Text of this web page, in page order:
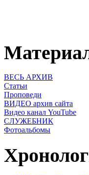
ВЕСЬ АРХИВ
Статьи
Проповеди
ВИДЕО архив сайта
Видео канал YouTube
СЛУЖЕБНИК
Фотоальбомы